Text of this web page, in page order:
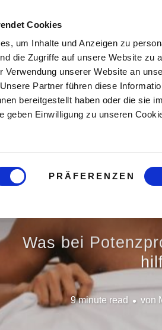
Cookies
um Inhalte und Anzeigen zu
die Zugriffe auf unsere Website zu
Verwendung unserer Website an
Partner führen diese
bereitgestellt haben oder die sie
geben Einwilligung zu unseren
PRÄFERENZEN
Was bei
9 minute read von